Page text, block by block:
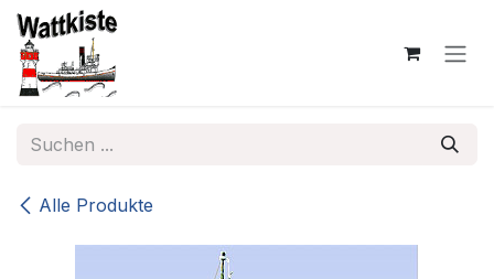
Zum Inhalt springen
Alle Produkte